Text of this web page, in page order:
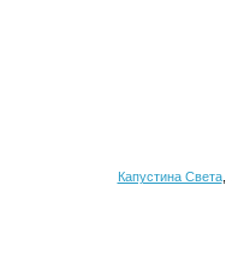
Капустина Света,